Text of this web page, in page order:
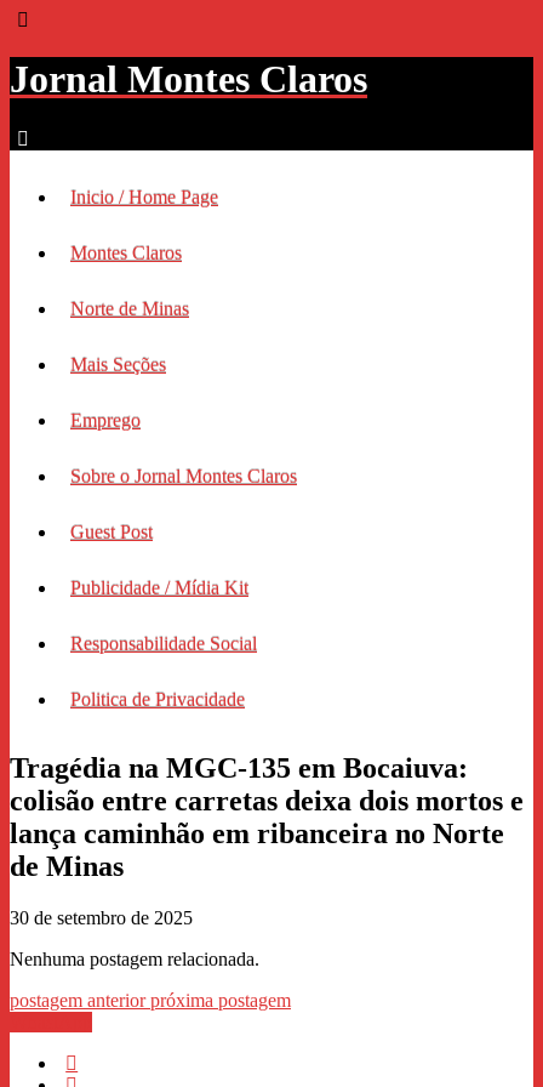
Jornal Montes Claros
Inicio / Home Page
Montes Claros
Norte de Minas
Mais Seções
Emprego
Sobre o Jornal Montes Claros
Guest Post
Publicidade / Mídia Kit
Responsabilidade Social
Politica de Privacidade
Tragédia na MGC-135 em Bocaiuva:
colisão entre carretas deixa dois mortos e
lança caminhão em ribanceira no Norte
de Minas
30 de setembro de 2025
Nenhuma postagem relacionada.
postagem anteriorpróxima postagem